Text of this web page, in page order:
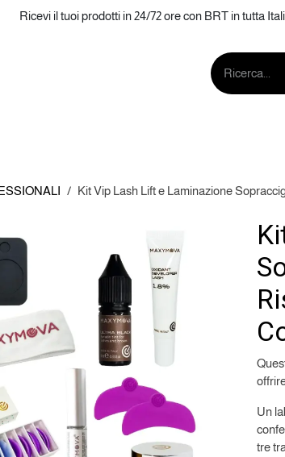
Ricevi il tuoi prodotti in 24/72 ore con BRT in
Kit Vip Lash Lift e Laminazione
Un
tre